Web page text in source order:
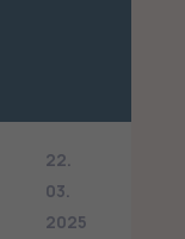
22.
03.
2025